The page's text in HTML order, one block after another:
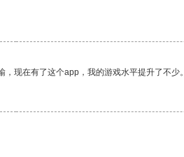
现在有了这个app，我的游戏水平提升了不少。